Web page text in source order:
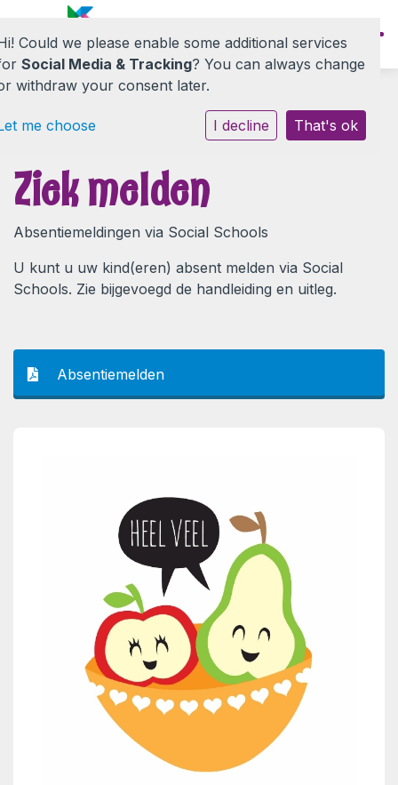
Onze school
Informatie
Nieuwe ouders
Ziek melden
Absentiemeldingen via Social Schools
U kunt u uw kind(eren) absent melden via Social
Schools. Zie bijgevoegd de handleiding en uitleg.
Absentiemelden
Could we please enable some additional services
Social Media & Tracking? You can always change
withdraw your consent later.
me choose I decline That's ok